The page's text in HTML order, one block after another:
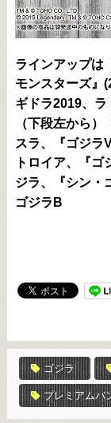
ラインアップは
モンスターズ』
ギドラ2019、ラ
（下段左から
スラ、『ゴジラ
トロイア、『
ジラ、『シン・
ゴジラB
ゴジラ
プレミアムバ